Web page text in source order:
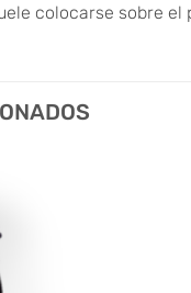
colocarse sobre